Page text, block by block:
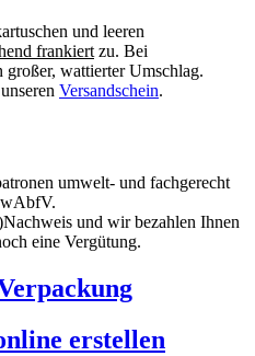
und leeren
frankiert zu. Bei
großer, wattierter Umschlag.
Versandschein.
umwelt- und fachgerecht
und wir bezahlen Ihnen
eine Vergütung.
erstellen